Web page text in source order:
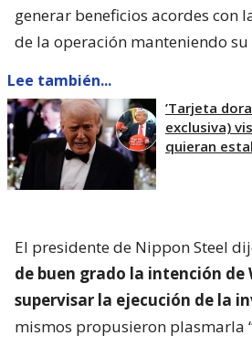
generar beneficios acordes con
de la operación manteniendo
Lee también...
’Tarjeta
exclusiva)
quieran
El presidente de Nippon Steel
de buen grado la intención de
supervisar la ejecución de la
mismos propusieron plasmarla